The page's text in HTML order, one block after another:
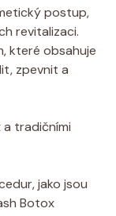
postup,
revitalizaci.
které obsahuje
zpevnit a
a tradičními
jako jsou
Botox